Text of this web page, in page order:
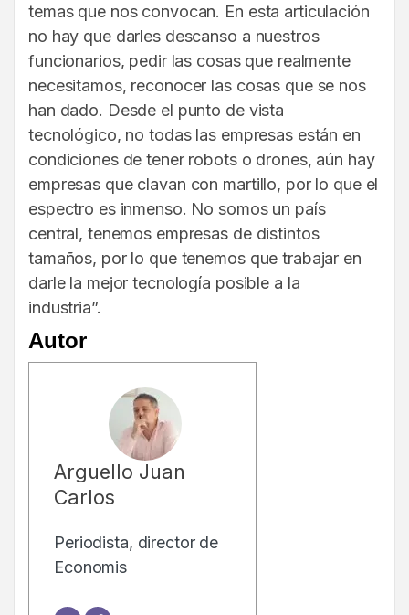
temas que nos convocan. En esta articulación
no hay que darles descanso a nuestros
funcionarios, pedir las cosas que realmente
necesitamos, reconocer las cosas que se nos
han dado. Desde el punto de vista
tecnológico, no todas las empresas están en
condiciones de tener robots o drones, aún hay
empresas que clavan con martillo, por lo que el
espectro es inmenso. No somos un país
central, tenemos empresas de distintos
tamaños, por lo que tenemos que trabajar en
darle la mejor tecnología posible a la
industria”.
Autor
Arguello Juan
Carlos
Periodista, director de
Economis